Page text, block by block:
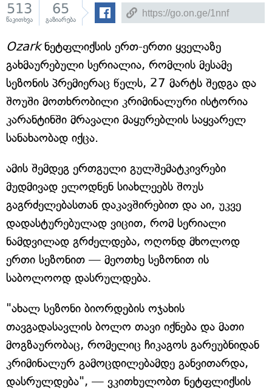
513
წაკითხვა
65
გაზიარება
Ozarkნეტფლიქსის ერთ-ერთი ყველაზე
გახმაურებული სერიალია, რომლის მესამე
სეზონის პრემიერაც წელს, 27 მარტს შედგა და
შოუში მოთხრობილი კრიმინალური ისტორია
კარანტინში მრავალი მაყურებლის საყვარელ
სანახაობად იქცა.
ამის შემდეგ ერთგული გულშემატკივრები
მუდმივად ელოდნენ სიახლეებს შოუს
გაგრძელებასთან დაკავშირებით და აი, უკვე
დადასტურებულად ვიცით, რომ სერიალი
ნამდვილად გრძელდება, ოღონდ მხოლოდ
ერთი სეზონით — მეოთხე სეზონით ის
საბოლოოდ დასრულდება.
"ახალ სეზონი ბიორდების ოჯახის
თავგადასავლის ბოლო თავი იქნება და მათი
მოგზაურობაც, რომელიც ჩიკაგოს გარეუბნიდან
კრიმინალურ გამოცდილებამდე განვითარდა,
დასრულდება", — ვკითხულობთ ნეტფლიქსის